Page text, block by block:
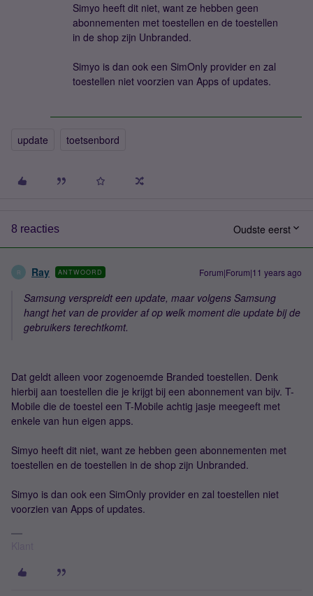
Simyo heeft dit niet, want ze hebben geen
abonnementen met toestellen en de toestellen
in de shop zijn Unbranded.
Simyo is dan ook een SimOnly provider en zal
toestellen niet voorzien van Apps of updates.
update toetsenbord
8 reacties Oudste eerst
R Ray ANTWOORD Forum|Forum|11 years ago
Samsung verspreidt een update, maar volgens Samsung
hangt het van de provider af op welk moment die update bij de
gebruikers terechtkomt.
Dat geldt alleen voor zogenoemde Branded toestellen. Denk
hierbij aan toestellen die je krijgt bij een abonnement van bijv. T-
Mobile die de toestel een T-Mobile achtig jasje meegeeft met
enkele van hun eigen apps.
Simyo heeft dit niet, want ze hebben geen abonnementen met
toestellen en de toestellen in de shop zijn Unbranded.
Simyo is dan ook een SimOnly provider en zal toestellen niet
voorzien van Apps of updates.